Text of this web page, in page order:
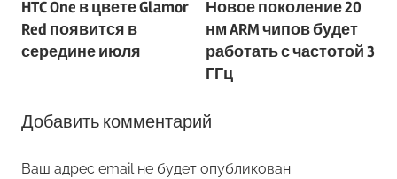
по
записям
HTC One в цвете Glamor
Red появится в
середине июля
Новое поколение 20
нм ARM чипов будет
работать с частотой 3
ГГц
Добавить комментарий
Ваш адрес email не будет опубликован.